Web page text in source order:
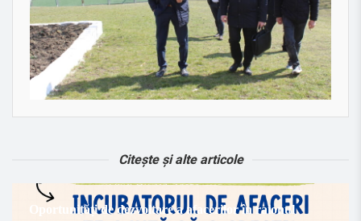
Citește și alte articole
Oportunități de dezvoltare a afacerilor în raionul